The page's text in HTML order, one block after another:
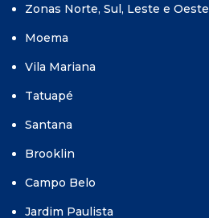
Zonas Norte, Sul, Leste e Oeste
Moema
Vila Mariana
Tatuapé
Santana
Brooklin
Campo Belo
Jardim Paulista